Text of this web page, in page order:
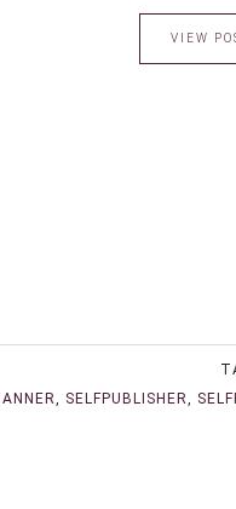
VIEW
, SELFPUBLISHER,